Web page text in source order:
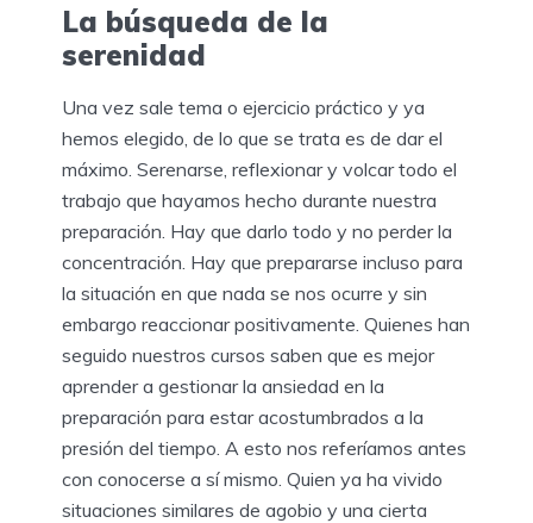
La búsqueda de la
serenidad
Una vez sale tema o ejercicio práctico y ya
hemos elegido, de lo que se trata es de dar el
máximo. Serenarse, reflexionar y volcar todo el
trabajo que hayamos hecho durante nuestra
preparación. Hay que darlo todo y no perder la
concentración. Hay que prepararse incluso para
la situación en que nada se nos ocurre y sin
embargo reaccionar positivamente. Quienes han
seguido nuestros cursos saben que es mejor
aprender a gestionar la ansiedad en la
preparación para estar acostumbrados a la
presión del tiempo. A esto nos referíamos antes
con conocerse a sí mismo. Quien ya ha vivido
situaciones similares de agobio y una cierta